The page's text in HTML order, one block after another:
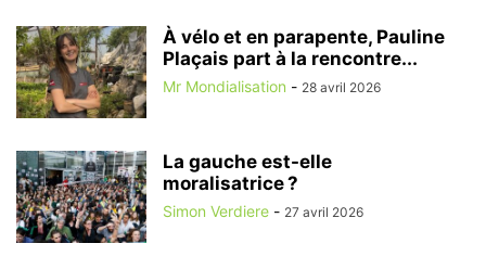
À vélo et en parapente, Pauline
Plaçais part à la rencontre...
Mr Mondialisation - 28 avril 2026
La gauche est-elle
moralisatrice ?
Simon Verdiere - 27 avril 2026